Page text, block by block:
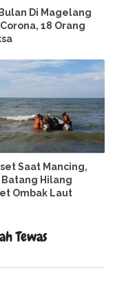
Di Magelang
18 Orang
Saat Mancing,
Hilang
Ombak Laut
Tewas